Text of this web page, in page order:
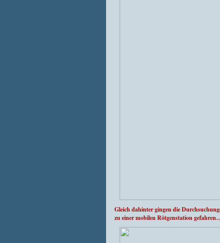
Gleich dahinter gingen die
zu einer mobilen Rötgenstation